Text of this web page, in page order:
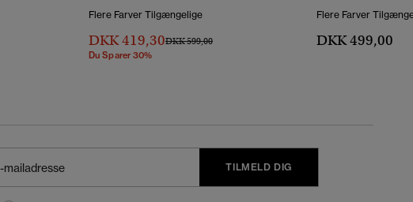
Flere Farver Tilgængelige
DKK 419,30Pris Nedsat Fra
DKK 599,00Til
Du Sparer 30%
Flere Farver
DKK 499,00
TILMELD DIG